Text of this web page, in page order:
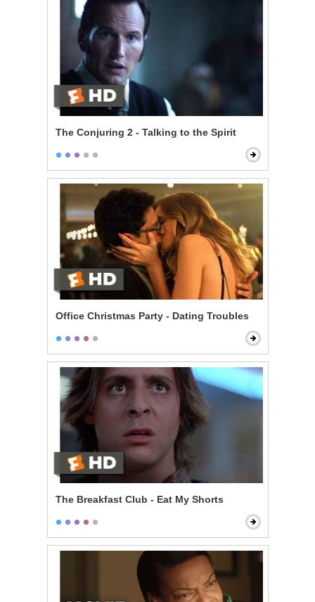
The Conjuring 2 - Talking to the Spirit
Office Christmas Party - Dating Troubles
The Breakfast Club - Eat My Shorts